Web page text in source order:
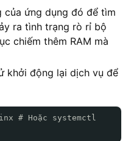
của ứng dụng đó để tìm
ra tình trạng rò rỉ bộ
chiếm thêm RAM mà
khởi động lại dịch vụ để
# Hoặc systemctl